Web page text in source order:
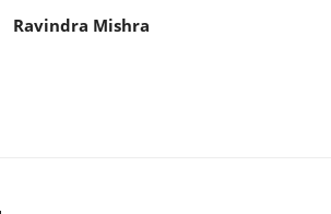
Ravindra Mishra